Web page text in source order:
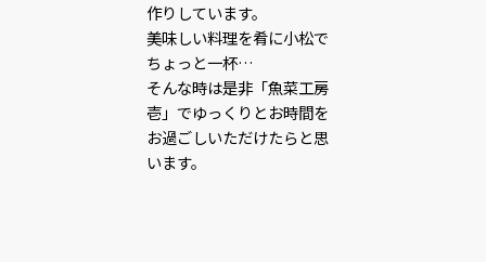
作りしています。
美味しい料理を肴に小松で
ちょっと一杯…
そんな時は是非「魚菜工房
壱」でゆっくりとお時間を
お過ごしいただけたらと思
います。